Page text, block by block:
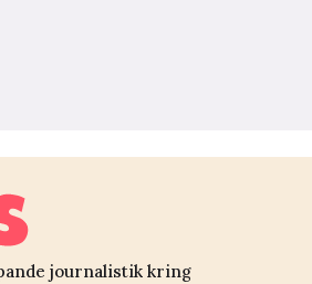
journalistik kring